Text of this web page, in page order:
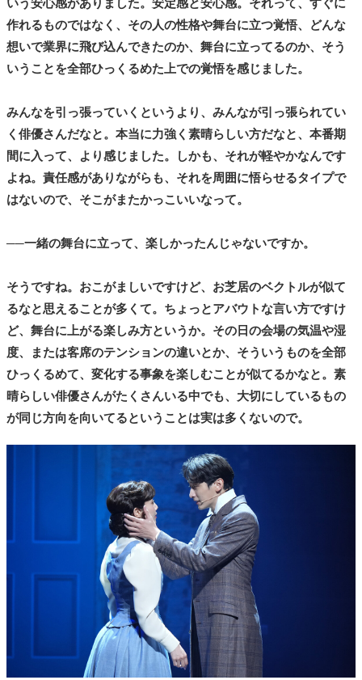
いう安心感がありました。安定感と安心感。それって、すぐに
作れるものではなく、その人の性格や舞台に立つ覚悟、どんな
想いで業界に飛び込んできたのか、舞台に立ってるのか、そう
いうことを全部ひっくるめた上での覚悟を感じました。
みんなを引っ張っていくというより、みんなが引っ張られてい
く俳優さんだなと。本当に力強く素晴らしい方だなと、本番期
間に入って、より感じました。しかも、それが軽やかなんです
よね。責任感がありながらも、それを周囲に悟らせるタイプで
はないので、そこがまたかっこいいなって。
──一緒の舞台に立って、楽しかったんじゃないですか。
そうですね。おこがましいですけど、お芝居のベクトルが似て
るなと思えることが多くて。ちょっとアバウトな言い方ですけ
ど、舞台に上がる楽しみ方というか。その日の会場の気温や湿
度、または客席のテンションの違いとか、そういうものを全部
ひっくるめて、変化する事象を楽しむことが似てるかなと。素
晴らしい俳優さんがたくさんいる中でも、大切にしているもの
が同じ方向を向いてるということは実は多くないので。